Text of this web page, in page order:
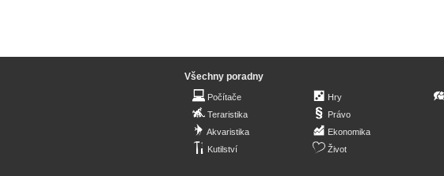
Všechny poradny
Počítače
Teraristika
Akvaristika
Kutilství
Hry
Právo
Ekonomika
Život